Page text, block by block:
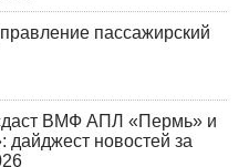
пассажирский
ВМФ АПЛ «Пермь» и
новостей за